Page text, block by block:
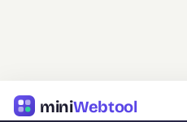
miniWebtool